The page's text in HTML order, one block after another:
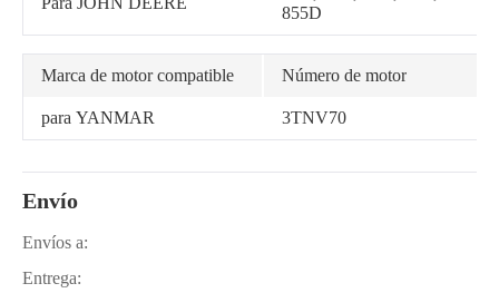
855D
Marca de motor compatible Número de motor
para YANMAR 3TNV70
Envío
Envíos a:
Entrega: